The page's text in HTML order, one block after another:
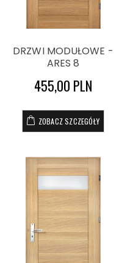
DRZWI MODUŁOWE -
ARES 8
455,00 PLN
ZOBACZ SZCZEGÓŁY